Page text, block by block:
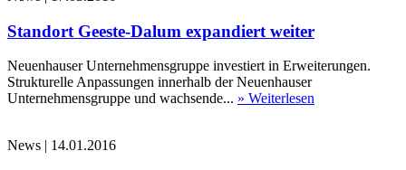
Standort Geeste-Dalum expandiert weiter
Neuenhauser Unternehmensgruppe investiert in Erweiterungen.
Strukturelle Anpassungen innerhalb der Neuenhauser
Unternehmensgruppe und wachsende... » Weiterlesen
News | 14.01.2016